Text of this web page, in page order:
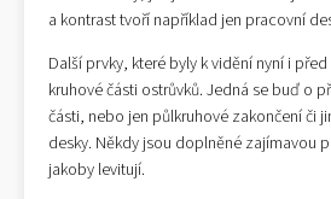
a kontrast tvoří například jen pracovní
Další prvky, které byly k vidění nyní i
kruhové části ostrůvků. Jedná se buď o
části, nebo jen půlkruhové zakončení či
desky. Někdy jsou doplněné zajímavou
jakoby levitují.